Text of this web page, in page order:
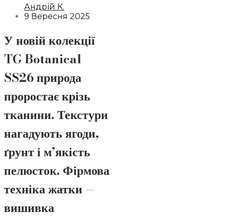
Андрій К.
9 Вересня 2025
У новій колекції
TG Botanical
SS26природа
проростає крізь
тканини. Текстури
нагадують ягоди,
ґрунт і м’якість
пелюсток. Фірмова
техніка жатки —
вишивка